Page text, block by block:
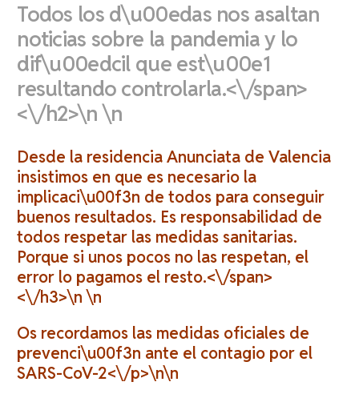
Todos los d\u00edas nos asaltan
noticias sobre la pandemia y lo
dif\u00edcil que est\u00e1
resultando controlarla.<\/span>
<\/h2>\n \n
Desde la residencia Anunciata de Valencia
insistimos en que es necesario la
implicaci\u00f3n de todos para conseguir
buenos resultados. Es responsabilidad de
todos respetar las medidas sanitarias.
Porque si unos pocos no las respetan, el
error lo pagamos el resto.<\/span>
<\/h3>\n \n
Os recordamos las medidas oficiales de
prevenci\u00f3n ante el contagio por el
SARS-CoV-2<\/p>\n\n